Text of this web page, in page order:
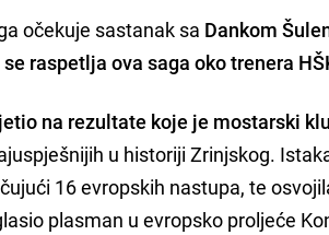
očekuje sastanak sa Dankom
se raspetlja ova saga oko trenera
na rezultate koje je mostarski
u historiji Zrinjskog.
16 evropskih nastupa, te
plasman u evropsko proljeće